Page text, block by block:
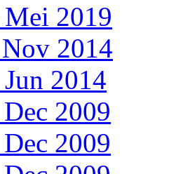
2019
2014
2014
2009
2009